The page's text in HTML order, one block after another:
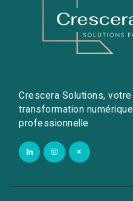
Crescera Solutions,
transformation
professionnelle